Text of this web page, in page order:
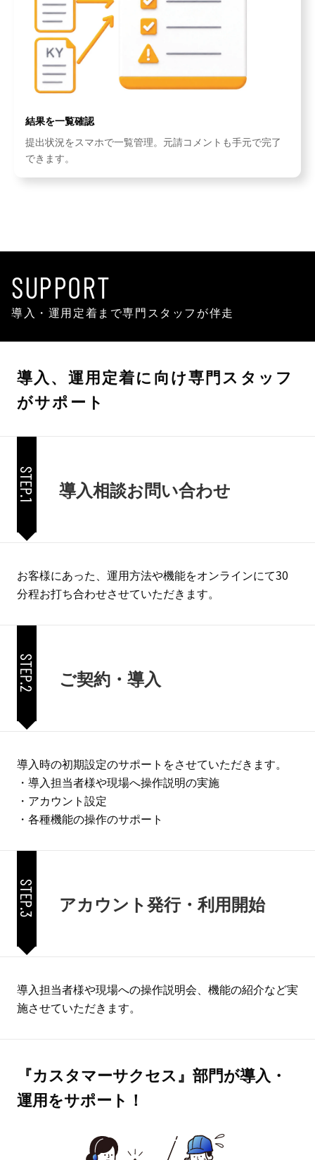
結果を一覧確認
提出状況をスマホで一覧管理。元請コメントも手元で完了
できます。
SUPPORT
導入・運用定着まで専門スタッフが伴走
導入、運用定着に向け専門スタッフ
がサポート
STEP.1 導入相談お問い合わせ
お客様にあった、運用方法や機能をオンラインにて30
分程お打ち合わせさせていただきます。
STEP.2 ご契約・導入
導入時の初期設定のサポートをさせていただきます。
・導入担当者様や現場へ操作説明の実施
・アカウント設定
・各種機能の操作のサポート
STEP.3 アカウント発行・利用開始
導入担当者様や現場への操作説明会、機能の紹介など実
施させていただきます。
『カスタマーサクセス』部門が導入・
運用をサポート！